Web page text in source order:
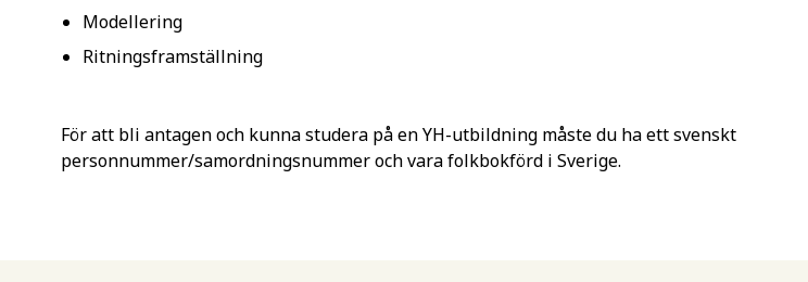
Modellering
Ritningsframställning
För att bli antagen och kunna studera på en YH-utbildning måste du ha ett svenskt
personnummer/samordningsnummer och vara folkbokförd i Sverige.